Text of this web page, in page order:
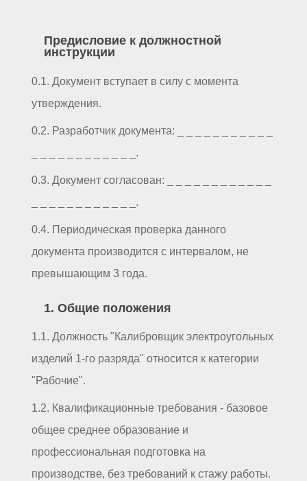
Предисловие к должностной
инструкции
0.1. Документ вступает в силу с момента
утверждения.
0.2. Разработчик документа: _ _ _ _ _ _ _ _ _ _ _
_ _ _ _ _ _ _ _ _ _ _ _.
0.3. Документ согласован: _ _ _ _ _ _ _ _ _ _ _ _
_ _ _ _ _ _ _ _ _ _ _ _.
0.4. Периодическая проверка данного
документа производится с интервалом, не
превышающим 3 года.
1. Общие положения
1.1. Должность "Калибровщик электроугольных
изделий 1-го разряда" относится к категории
"Рабочие".
1.2. Квалификационные требования - базовое
общее среднее образование и
профессиональная подготовка на
производстве, без требований к стажу работы.